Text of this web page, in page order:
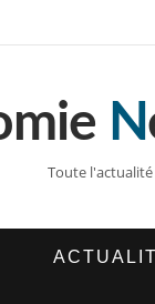
N
Toute